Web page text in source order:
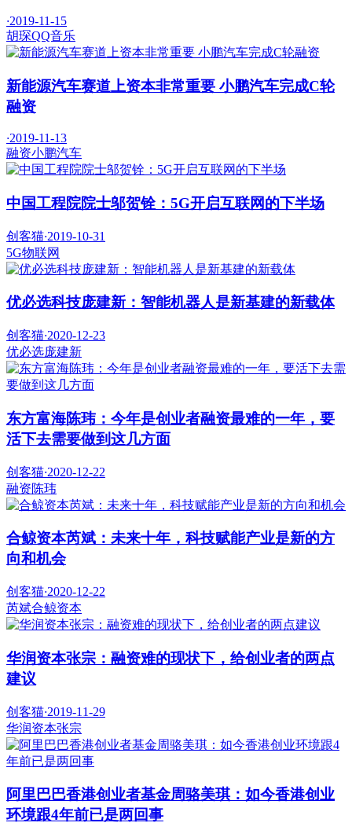
·2019-11-15
胡琛QQ音乐
新能源汽车赛道上资本非常重要 小鹏汽车完成C轮
融资
·2019-11-13
融资小鹏汽车
中国工程院院士邬贺铨：5G开启互联网的下半场
创客猫·2019-10-31
5G物联网
优必选科技庞建新：智能机器人是新基建的新载体
创客猫·2020-12-23
优必选庞建新
东方富海陈玮：今年是创业者融资最难的一年，要
活下去需要做到这几方面
创客猫·2020-12-22
融资陈玮
合鲸资本芮斌：未来十年，科技赋能产业是新的方
向和机会
创客猫·2020-12-22
芮斌合鲸资本
华润资本张宗：融资难的现状下，给创业者的两点
建议
创客猫·2019-11-29
华润资本张宗
阿里巴巴香港创业者基金周骆美琪：如今香港创业
环境跟4年前已是两回事